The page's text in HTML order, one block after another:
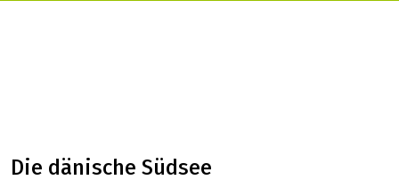
Die dänische Südsee